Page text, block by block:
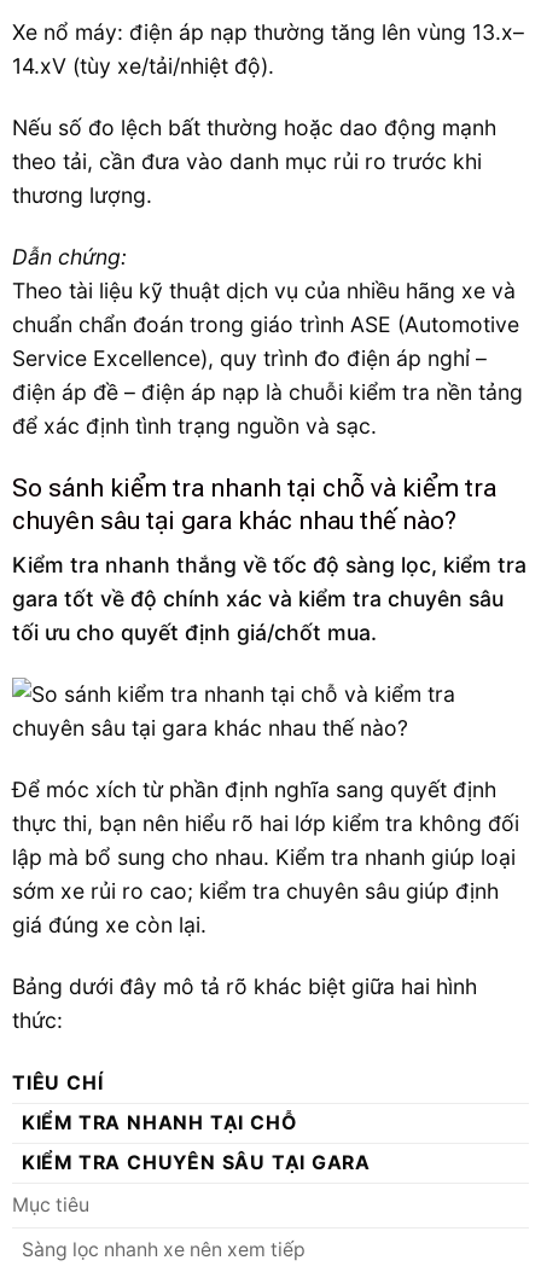
Xe nổ máy: điện áp nạp thường tăng lên vùng 13.x–
14.xV (tùy xe/tải/nhiệt độ).
Nếu số đo lệch bất thường hoặc dao động mạnh
theo tải, cần đưa vào danh mục rủi ro trước khi
thương lượng.
Dẫn chứng:
Theo tài liệu kỹ thuật dịch vụ của nhiều hãng xe và
chuẩn chẩn đoán trong giáo trình ASE (Automotive
Service Excellence), quy trình đo điện áp nghỉ –
điện áp đề – điện áp nạp là chuỗi kiểm tra nền tảng
để xác định tình trạng nguồn và sạc.
So sánh kiểm tra nhanh tại chỗ và kiểm tra
chuyên sâu tại gara khác nhau thế nào?
Kiểm tra nhanh thắng về tốc độ sàng lọc, kiểm tra
gara tốt về độ chính xác và kiểm tra chuyên sâu
tối ưu cho quyết định giá/chốt mua.
Để móc xích từ phần định nghĩa sang quyết định
thực thi, bạn nên hiểu rõ hai lớp kiểm tra không đối
lập mà bổ sung cho nhau. Kiểm tra nhanh giúp loại
sớm xe rủi ro cao; kiểm tra chuyên sâu giúp định
giá đúng xe còn lại.
Bảng dưới đây mô tả rõ khác biệt giữa hai hình
thức:
TIÊU CHÍ
KIỂM TRA NHANH TẠI CHỖ
KIỂM TRA CHUYÊN SÂU TẠI GARA
Mục tiêu
Sàng lọc nhanh xe nên xem tiếp